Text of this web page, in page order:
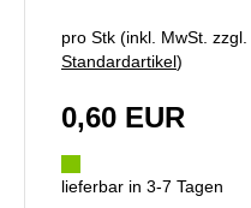
pro Stk (inkl. MwSt. zzgl.
Standardartikel)
0,60 EUR
lieferbar in 3-7 Tagen